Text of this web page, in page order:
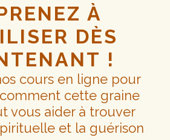
À
DÈS
!
cours en ligne pour
cette graine
vous aider à trouver
et la guérison